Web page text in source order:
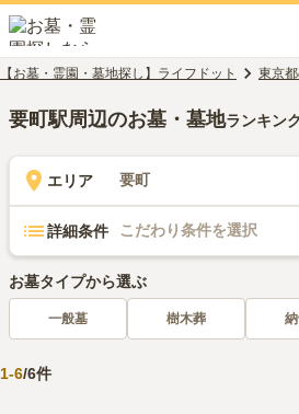
【お墓・霊園・墓地探し】ライフドット 東京
要町駅周辺のお墓・墓地ランキン
エリア 要町
詳細条件 こだわり条件を選択
お墓タイプから選ぶ
一般墓 樹木葬
1-6/6件